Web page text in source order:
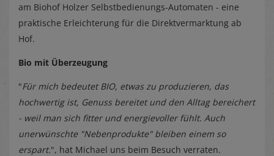
am Biohof Holzer Selbstbedienungs-Automaten - eine
praktische Erleichterung für die Direktvermarktung ab
Hof.
Bio mit Überzeugung
"Für mich bedeutet BIO, etwas zu produzieren, das
hochwertig ist, Genuss bereitet und den Alltag bereichert
- weil man sich fitter und energievoller fühlt. Auch
unerwünschte "Nebenprodukte" bleiben einem so
erspart.", hat Michael uns beim Besuch verraten.